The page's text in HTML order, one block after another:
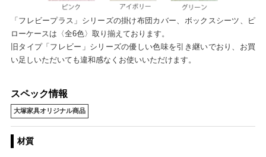
「フレビープラス」シリーズの掛け布団カバー、ボックスシーツ、ピ
ローケースは〈全6色〉取り揃えております。
旧タイプ「フレビー」シリーズの優しい色味を引き継いでおり、お買
い足しいただいても違和感なくお使いいただけます。
スペック情報
大塚家具オリジナル商品
材質